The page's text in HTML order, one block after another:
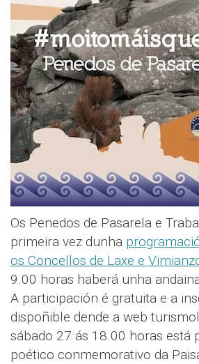
Os Penedos de Pasarela e
primeira vez dunha
os Concellos de Laxe e
9.00 horas haberá unha
A participación é gratuita e a
dispoñible dende a web
sábado 27 ás 18.00 horas está
poético conmemorativo da